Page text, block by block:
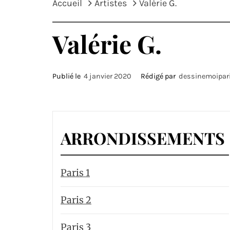
Accueil Artistes Valérie G.
Valérie G.
Publié le 4 janvier 2020 Rédigé par
ARRONDISSEMENTS
Paris 1
Paris 2
Paris 3